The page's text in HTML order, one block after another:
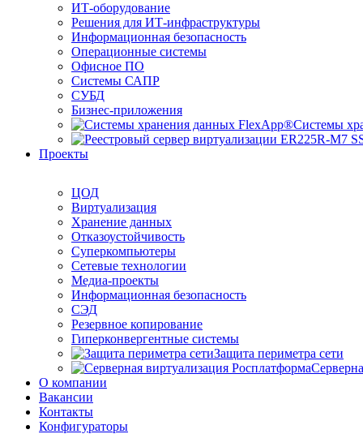
ИТ-оборудование
Решения для ИТ-инфраструктуры
Информационная безопасность
Операционные системы
Офисное ПО
Системы САПР
СУБД
Бизнес-приложения
Системы
Проекты
ЦОД
Виртуализация
Хранение данных
Отказоустойчивость
Суперкомпьютеры
Сетевые технологии
Медиа-проекты
Информационная безопасность
СЭД
Резервное копирование
Гиперконвергентные системы
Защита периметра сети
О компании
Вакансии
Контакты
Конфигураторы